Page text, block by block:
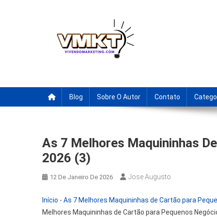
Blog Sobre O Autor Contato
As 7 Melhores Maquininhas
2026 (3)
12 De Janeiro De 2026 Jose Augusto
Início - As 7 Melhores Maquininhas de Cartão para
Melhores Maquininhas de Cartão para Pequenos